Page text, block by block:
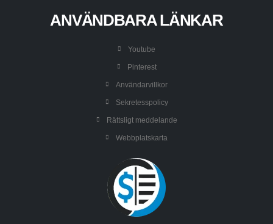
ANVÄNDBARA LÄNKAR
Youtube
Pinterest
Användarvillkor
Sekretesspolicy
Rättsligt meddelande
Webbplatskarta